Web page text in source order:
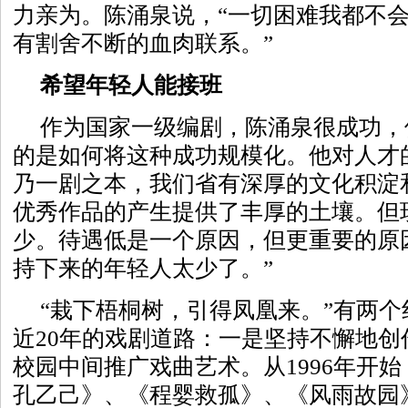
力亲为。陈涌泉说，“一切困难我都不
有割舍不断的血肉联系。”
希望年轻人能接班
作为国家一级编剧，陈涌泉很成功
的是如何将这种成功规模化。他对人
乃一剧之本，我们省有深厚的文化积
优秀作品的产生提供了丰厚的土壤。
少。待遇低是一个原因，但更重要的
持下来的年轻人太少了。”
“栽下梧桐树，引得凤凰来。”有两
近20年的戏剧道路：一是坚持不懈地
校园中间推广戏曲艺术。从1996年开
孔乙己》、《程婴救孤》、《风雨故